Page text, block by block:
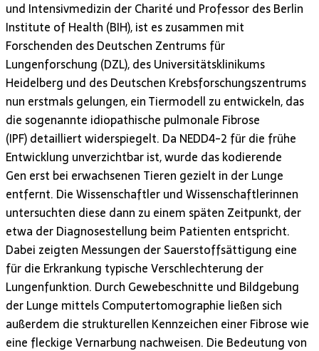
und Intensivmedizin der Charité und Professor des Berlin
Institute of Health (BIH), ist es zusammen mit
Forschenden des Deutschen Zentrums für
Lungenforschung (DZL), des Universitätsklinikums
Heidelberg und des Deutschen Krebsforschungszentrums
nun erstmals gelungen, ein Tiermodell zu entwickeln, das
die sogenannte idiopathische pulmonale Fibrose
(IPF) detailliert widerspiegelt. Da NEDD4-2 für die frühe
Entwicklung unverzichtbar ist, wurde das kodierende
Gen erst bei erwachsenen Tieren gezielt in der Lunge
entfernt. Die Wissenschaftler und Wissenschaftlerinnen
untersuchten diese dann zu einem späten Zeitpunkt, der
etwa der Diagnosestellung beim Patienten entspricht.
Dabei zeigten Messungen der Sauerstoffsättigung eine
für die Erkrankung typische Verschlechterung der
Lungenfunktion. Durch Gewebeschnitte und Bildgebung
der Lunge mittels Computertomographie ließen sich
außerdem die strukturellen Kennzeichen einer Fibrose wie
eine fleckige Vernarbung nachweisen. Die Bedeutung von